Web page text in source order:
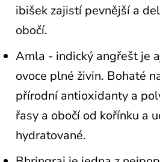
ibišek zajistí pevnější a
obočí.
Amla - indický angřešt je
ovoce plné živin. Bohaté
přírodní antioxidanty a
řasy a obočí od kořínku a
hydratované.